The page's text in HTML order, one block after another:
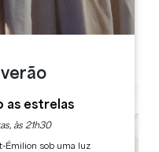
as estrelas
às 21h30
Émilion sob uma luz